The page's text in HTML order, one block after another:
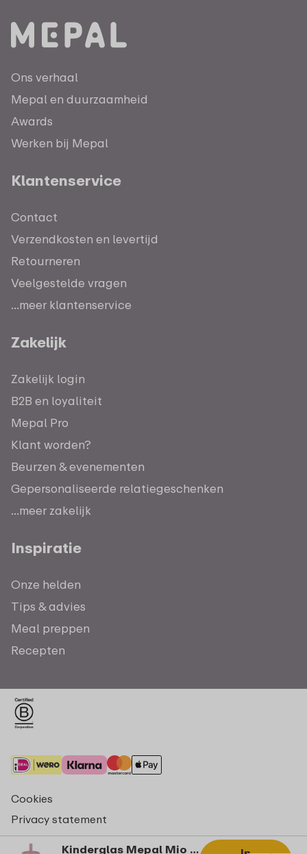
Kinderglas Mepal Mio 250 ml met rietje - Fairy Garden
Ons verhaal
Mepal en duurzaamheid
Awards
Werken bij Mepal
Klantenservice
Contact
Verzendkosten en levertijd
Retourneren
Veelgestelde vragen
...meer klantenservice
Zakelijk
Zakelijk login
B2B en loyaliteit
Mepal Pro
Klant worden?
Beurzen & evenementen
Gepersonaliseerde relatiegeschenken
...meer zakelijk
Inspiratie
Onze helden
Tips & advies
Meal preppen
Recepten
Cookies
Privacy statement
Algemene voorwaarden - consumenten